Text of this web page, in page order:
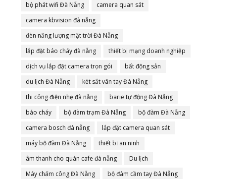
bộ phát wifi Đà Nẵng
camera quan sát
camera kbvision đà nẵng
đèn năng lượng mặt trời Đà Nẵng
lắp đặt báo cháy đà nẵng
thiết bị mạng doanh nghiệp
dịch vụ lắp đặt camera trọn gói
bất động sản
du lịch Đà Nẵng
két sắt vân tay Đà Nẵng
thi công điện nhẹ đà nẵng
barie tự động Đà Nẵng
báo cháy
bộ đàm trạm Đà Nẵng
bộ đàm Đà Nẵng
camera bosch đà nẵng
lắp đặt camera quan sát
máy bộ đàm Đà Nẵng
thiết bị an ninh
âm thanh cho quán cafe đà nẵng
Du lịch
Máy chấm công Đà Nẵng
bộ đàm cầm tay Đà Nẵng